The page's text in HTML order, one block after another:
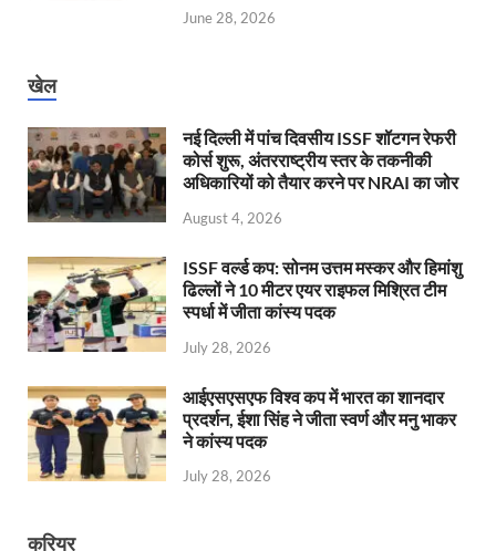
June 28, 2026
खेल
नई दिल्ली में पांच दिवसीय ISSF शॉटगन रेफरी
कोर्स शुरू, अंतरराष्ट्रीय स्तर के तकनीकी
अधिकारियों को तैयार करने पर NRAI का जोर
August 4, 2026
ISSF वर्ल्ड कप: सोनम उत्तम मस्कर और हिमांशु
ढिल्लों ने 10 मीटर एयर राइफल मिश्रित टीम
स्पर्धा में जीता कांस्य पदक
July 28, 2026
आईएसएसएफ विश्व कप में भारत का शानदार
प्रदर्शन, ईशा सिंह ने जीता स्वर्ण और मनु भाकर
ने कांस्य पदक
July 28, 2026
करियर